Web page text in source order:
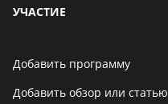
УЧАСТИЕ
Добавить программу
Добавить обзор или статью